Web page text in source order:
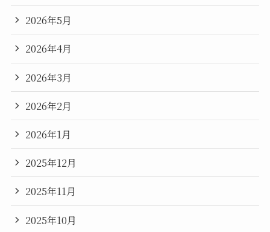
2026年5月
2026年4月
2026年3月
2026年2月
2026年1月
2025年12月
2025年11月
2025年10月